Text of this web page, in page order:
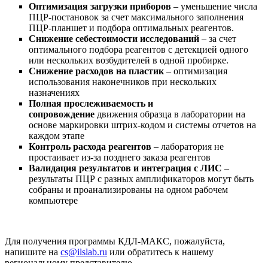
Оптимизация загрузки приборов – уменьшение числа
ПЦР-постановок за счет максимального заполнения
ПЦР-планшет и подбора оптимальных реагентов.
Снижение себестоимости исследований – за счет
оптимального подбора реагентов с детекцией одного
или нескольких возбудителей в одной пробирке.
Снижение расходов на пластик – оптимизация
использования наконечников при нескольких
назначениях
Полная прослеживаемость и
сопровождение движения образца в лаборатории на
основе маркировки штрих-кодом и системы отчетов на
каждом этапе
Контроль расхода реагентов – лаборатория не
простаивает из-за позднего заказа реагентов
Валидация результатов и интеграция с ЛИС –
результаты ПЦР с разных амплификаторов могут быть
собраны и проанализированы на одном рабочем
компьютере
Для получения программы КДЛ-МАКС, пожалуйста,
напишите на cs@ilslab.ru или обратитесь к нашему